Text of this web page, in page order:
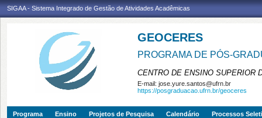
SIGAA - Sistema Integrado de Gestão de Atividades Acadêmicas
GEOCERES
PROGRAMA DE PÓS-
CENTRO DE ENSINO SUPERIOR
E-mail: jose.yure.santos@ufrn.br
https://posgraduacao.ufrn.br/geoceres
Programa Ensino Projetos de Pesquisa Calendário Processos